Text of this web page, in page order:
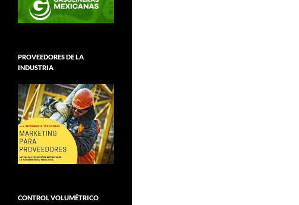
PROVEEDORES DE LA
INDUSTRIA
CONTROL VOLUMÉTRICO